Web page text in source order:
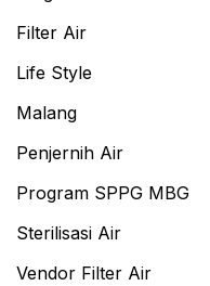
Filter Air
Life Style
Malang
Penjernih Air
Program SPPG MBG
Sterilisasi Air
Vendor Filter Air